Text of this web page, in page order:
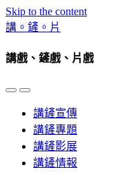
Skip to the content
講。鏟。片
講戲、鏟戲、片戲
Toggle
mobile
Toggle
search
field
講鏟宣傳
講鏟專題
講鏟影展
講鏟情報